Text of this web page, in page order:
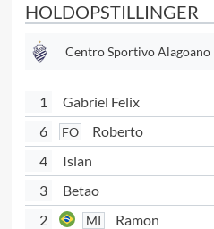
HOLDOPSTILLINGER
Centro Sportivo Alagoano
1
Gabriel Felix
6
FO
Roberto
4
Islan
3 Betao
2 MI Ramon